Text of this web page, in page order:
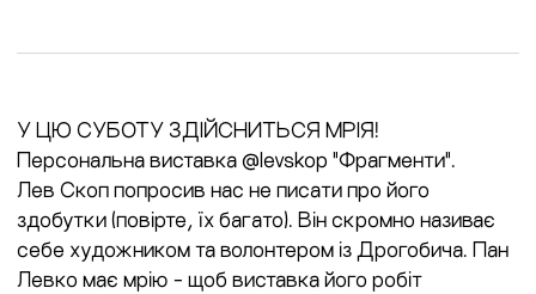
У ЦЮ СУБОТУ ЗДІЙСНИТЬСЯ МРІЯ!
Персональна виставка @levskop "Фрагменти".
Лев Скоп попросив нас не писати про його
здобутки (повірте, їх багато). Він скромно називає
себе художником та волонтером із Дрогобича. Пан
Левко має мрію - щоб виставка його робіт